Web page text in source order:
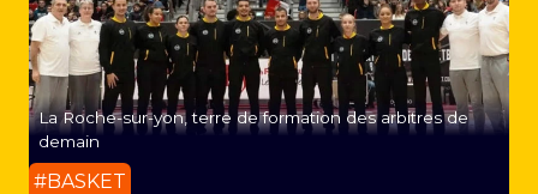
La Roche-sur-yon, terre de formation des arbitres de
demain
#BASKET